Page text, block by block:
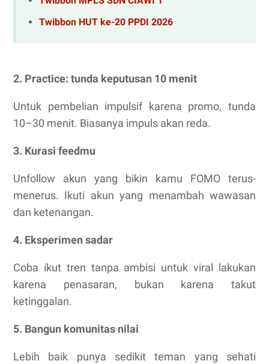
Twibbon HUT ke-20 PPDI 2026
2. Practice: tunda keputusan 10 menit
Untuk pembelian impulsif karena promo, tunda
10–30 menit. Biasanya impuls akan reda.
3. Kurasi feedmu
Unfollow akun yang bikin kamu FOMO terus-
menerus. Ikuti akun yang menambah wawasan
dan ketenangan.
4. Eksperimen sadar
Coba ikut tren tanpa ambisi untuk viral lakukan
karena penasaran, bukan karena takut
ketinggalan.
5. Bangun komunitas nilai
Lebih baik punya sedikit teman yang sehati